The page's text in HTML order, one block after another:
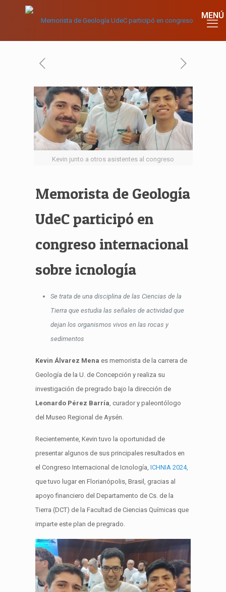
Kevin junto a otros asistentes al congreso
Memorista de Geología
UdeC participó en
congreso internacional
sobre icnología
Se trata de una disciplina de las Ciencias de la
Tierra que estudia las señales de actividad que
dejan los organismos vivos en las rocas y
sedimentos
Kevin Álvarez Mena es memorista de la carrera de
Geología de la U. de Concepción y realiza su
investigación de pregrado bajo la dirección de
Leonardo Pérez Barría, curador y paleontólogo
del Museo Regional de Aysén.
Recientemente, Kevin tuvo la oportunidad de
presentar algunos de sus principales resultados en
el Congreso Internacional de Icnología, ICHNIA 2024,
que tuvo lugar en Florianópolis, Brasil, gracias al
apoyo financiero del Departamento de Cs. de la
Tierra (DCT) de la Facultad de Ciencias Químicas que
imparte este plan de pregrado.